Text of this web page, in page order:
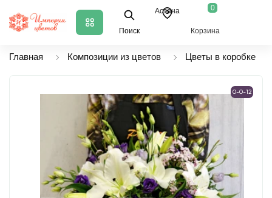
Поиск
Астана 0
Корзина
Главная Композиции из цветов Цветы в коробке
0-0-12